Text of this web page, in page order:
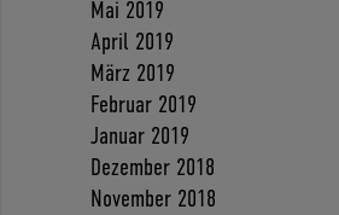
Mai 2019
April 2019
März 2019
Februar 2019
Januar 2019
Dezember 2018
November 2018